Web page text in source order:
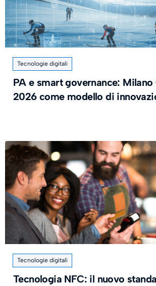
Tecnologie digitali
PA e smart governance:
2026 come modello di
Tecnologie digitali
Tecnologia NFC: il nuovo